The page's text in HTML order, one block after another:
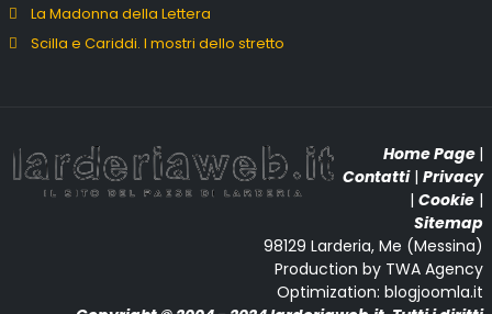
La Madonna della Lettera
Scilla e Cariddi. I mostri dello stretto
Home Page |
Contatti| Privacy
| Cookie |
Sitemap
98129 Larderia, Me (Messina)
Production by TWA Agency
Optimization: blogjoomla.it